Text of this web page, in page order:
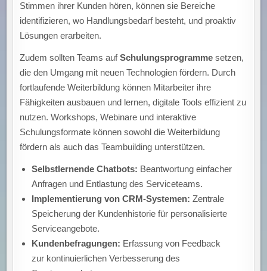
Stimmen ihrer Kunden hören, können sie Bereiche
identifizieren, wo Handlungsbedarf besteht, und proaktiv
Lösungen erarbeiten.
Zudem sollten Teams aufSchulungsprogramme setzen,
die den Umgang mit neuen Technologien fördern. Durch
fortlaufende Weiterbildung können Mitarbeiter ihre
Fähigkeiten ausbauen und lernen, digitale Tools effizient zu
nutzen. Workshops, Webinare und interaktive
Schulungsformate können sowohl die Weiterbildung
fördern als auch das Teambuilding unterstützen.
Selbstlernende Chatbots: Beantwortung einfacher
Anfragen und Entlastung des Serviceteams.
Implementierung von CRM-Systemen: Zentrale
Speicherung der Kundenhistorie für personalisierte
Serviceangebote.
Kundenbefragungen: Erfassung von Feedback
zur kontinuierlichen Verbesserung des